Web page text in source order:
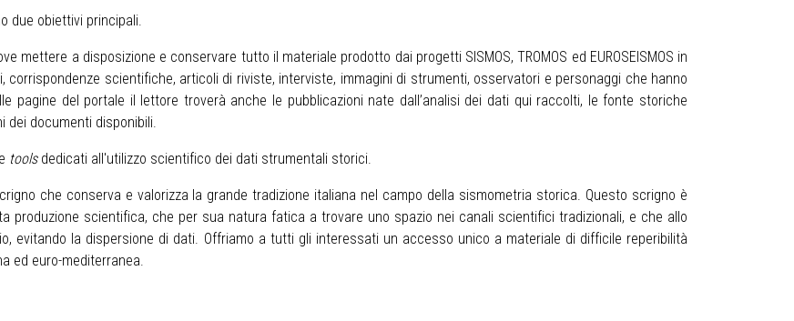
due obiettivi principali.
mettere a disposizione e conservare tutto il materiale prodotto dai progetti SISMOS, TROMOS ed EUROSEISMOS in
scientifiche, articoli di riviste, interviste, immagini di strumenti, osservatori e personaggi che hanno
pagine del portale il lettore troverà anche le pubblicazioni nate dall’analisi dei dati qui raccolti, le fonte storiche
dei documenti disponibili.
toolsdedicati all'utilizzo scientifico dei dati strumentali storici.
che conserva e valorizza la grande tradizione italiana nel campo della sismometria storica. Questo scrigno è
produzione scientifica, che per sua natura fatica a trovare uno spazio nei canali scientifici tradizionali, e che allo
evitando la dispersione di dati. Offriamo a tutti gli interessati un accesso unico a materiale di difficile reperibilità
ed euro-mediterranea.